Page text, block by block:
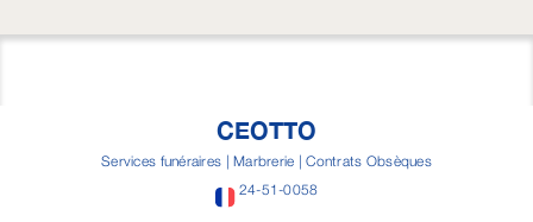
CEOTTO
Services funéraires | Marbrerie | Contrats Obsèques
24-51-0058